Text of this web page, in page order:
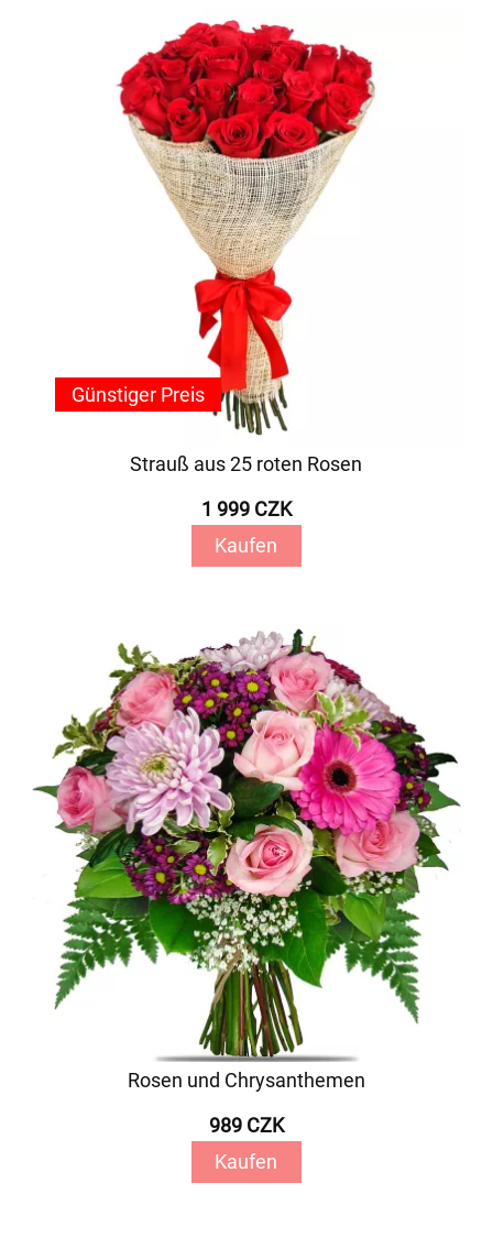
Strauß aus 25 roten Rosen
1 999 CZK
Kaufen
Günstiger Preis
Rosen und Chrysanthemen
989 CZK
Kaufen